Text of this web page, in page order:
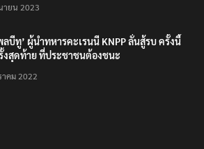
ายน 2023
ลบีทู’ ผู้นำทหารคะเรนนี KNPP ลั่นสู้รบ ครั้งนี้
งสุดท้าย ที่ประชาชนต้องชนะ
าคม 2022